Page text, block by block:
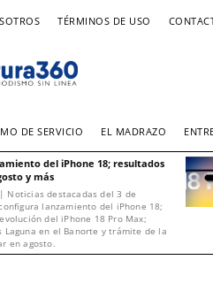
TÉRMINOS DE USO
DE SERVICIO EL MADRAZO
del iPhone 18; resultados
y más
Noticias destacadas del 3 de
lanzamiento del iPhone 18;
del iPhone 18 Pro Max;
Laguna en el Banorte y trámite de la
en agosto.